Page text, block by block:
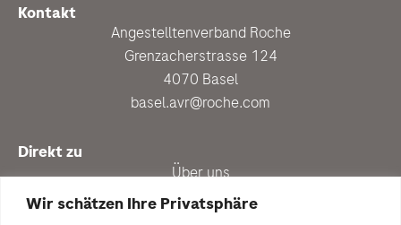
Wir schätzen Ihre Privatsphäre
Kontakt
Angestelltenverband Roche
Grenzacherstrasse 124
4070 Basel
basel.avr@roche.com
Direkt zu
Über uns
Personalberatung